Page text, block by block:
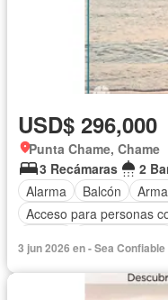
USD$ 296,000
Punta Chame, Chame
3 Recámaras
2
Alarma
Balcón
Acceso para personas
Piscina
Agua
3 jun 2026 en - Sea